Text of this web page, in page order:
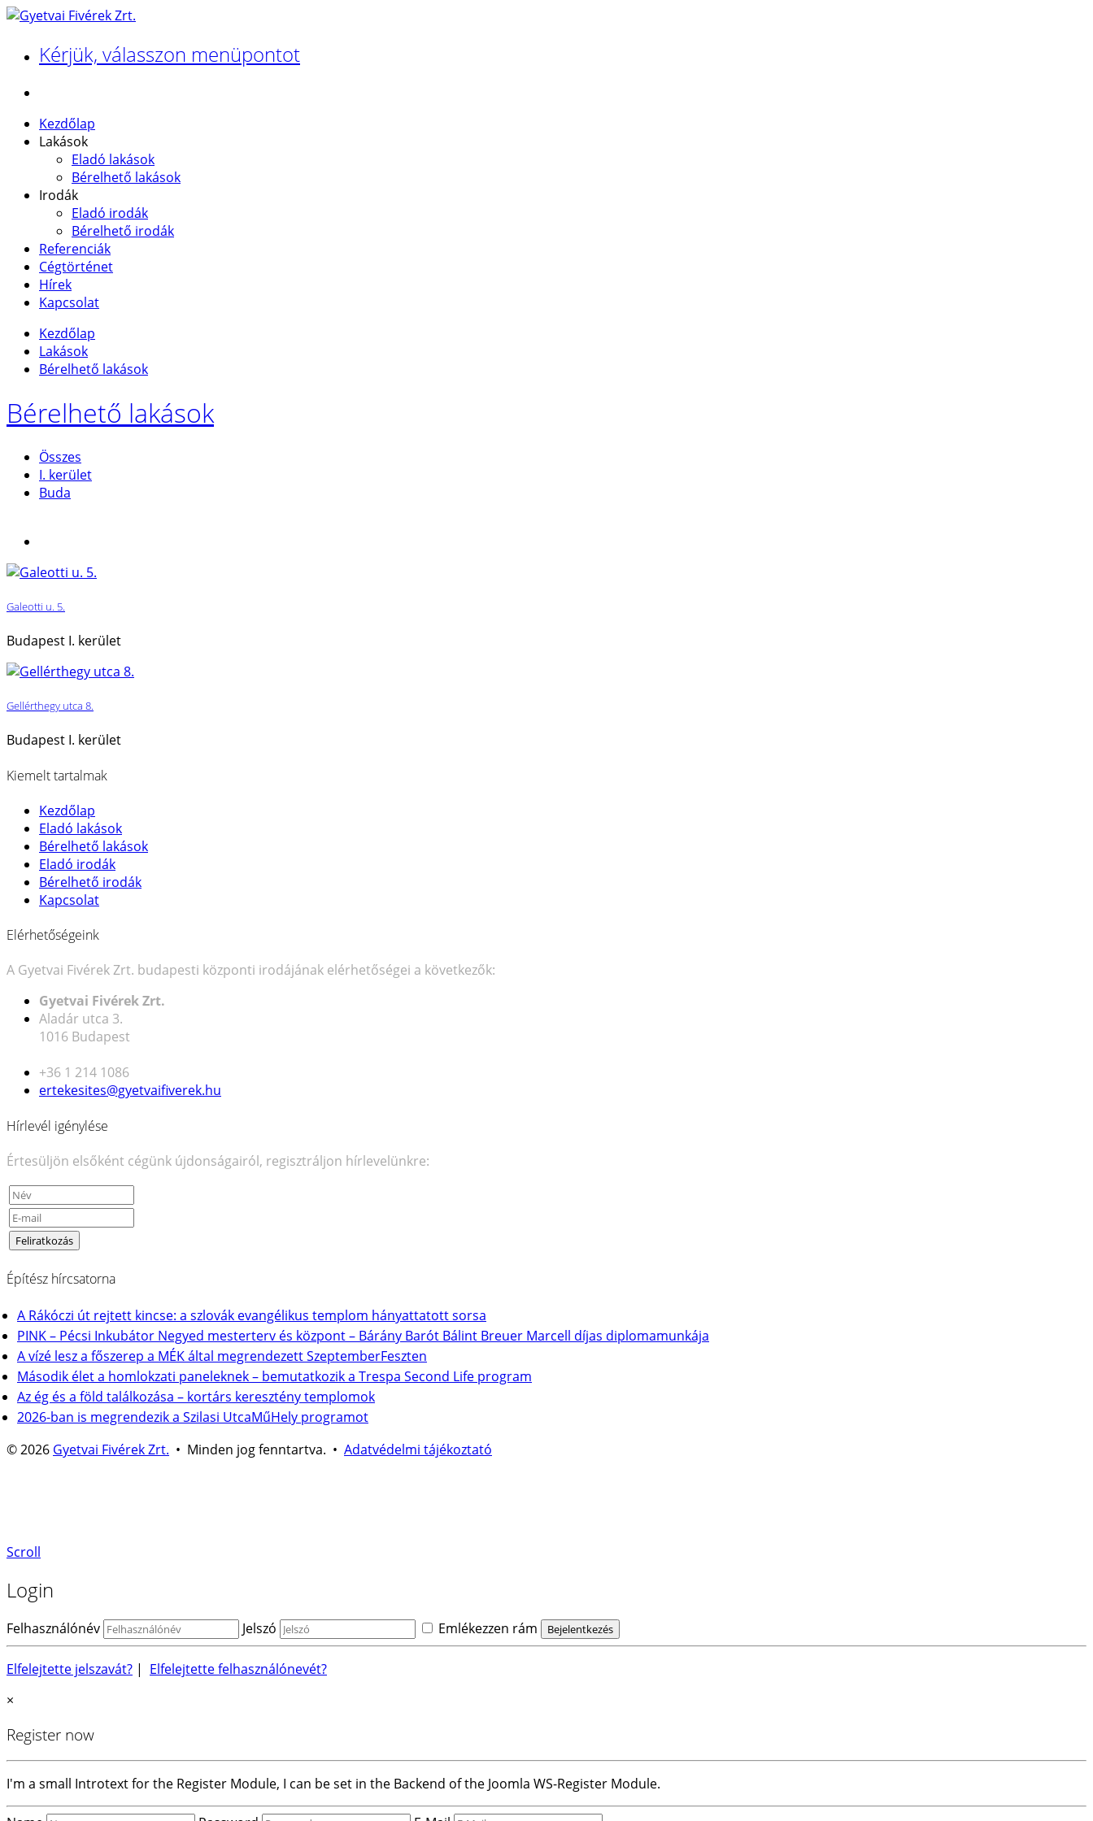
Kérjük, válasszon menüpontot
Kezdőlap
Lakások
Eladó lakások
Bérelhető lakások
Irodák
Eladó irodák
Bérelhető irodák
Referenciák
Cégtörténet
Hírek
Kapcsolat
Kezdőlap
Lakások
Bérelhető lakások
Bérelhető lakások
Összes
I. kerület
Buda
Galeotti u. 5.
Budapest I. kerület
Gellérthegy utca 8.
Budapest I. kerület
Kiemelt tartalmak
Kezdőlap
Eladó lakások
Bérelhető lakások
Eladó irodák
Bérelhető irodák
Kapcsolat
Elérhetőségeink
A Gyetvai Fivérek Zrt. budapesti központi irodájának elérhetőségei a következők:
Gyetvai Fivérek Zrt.
Aladár utca 3.
1016 Budapest
+36 1 214 1086
ertekesites@gyetvaifiverek.hu
Hírlevél igénylése
Értesüljön elsőként cégünk újdonságairól, regisztráljon hírlevelünkre:
Építész hírcsatorna
A Rákóczi út rejtett kincse: a szlovák evangélikus templom hányattatott sorsa
PINK – Pécsi Inkubátor Negyed mesterterv és központ – Bárány Barót Bálint Breuer Marcell díjas diplomamunkája
A vízé lesz a főszerep a MÉK által megrendezett SzeptemberFeszten
Második élet a homlokzati paneleknek – bemutatkozik a Trespa Second Life program
Az ég és a föld találkozása – kortárs keresztény templomok
2026-ban is megrendezik a Szilasi UtcaMűHely programot
© 2026 Gyetvai Fivérek Zrt. • Minden jog fenntartva. • Adatvédelmi tájékoztató
Scroll
Login
Felhasználónév Jelszó Emlékezzen rám
Elfelejtette jelszavát? | Elfelejtette felhasználónevét?
×
Register now
I'm a small Introtext for the Register Module, I can be set in the Backend of the Joomla WS-Register Module.